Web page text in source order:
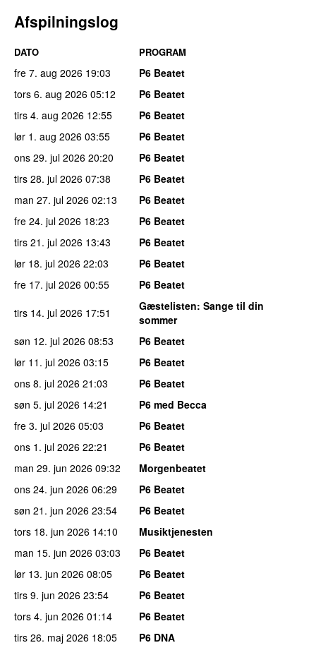
Afspilningslog
DATO PROGRAM
fre 7. aug 2026 19:03
P6 Beatet
tors 6. aug 2026 05:12
P6 Beatet
tirs 4. aug 2026 12:55
P6 Beatet
lør 1. aug 2026 03:55
P6 Beatet
ons 29. jul 2026 20:20
P6 Beatet
tirs 28. jul 2026 07:38
P6 Beatet
man 27. jul 2026 02:13
P6 Beatet
fre 24. jul 2026 18:23
P6 Beatet
tirs 21. jul 2026 13:43
P6 Beatet
lør 18. jul 2026 22:03
P6 Beatet
fre 17. jul 2026 00:55
P6 Beatet
tirs 14. jul 2026 17:51 Gæstelisten: Sange til din
sommer
søn 12. jul 2026 08:53
P6 Beatet
lør 11. jul 2026 03:15
P6 Beatet
ons 8. jul 2026 21:03
P6 Beatet
søn 5. jul 2026 14:21
P6 med Becca
fre 3. jul 2026 05:03
P6 Beatet
ons 1. jul 2026 22:21
P6 Beatet
man 29. jun 2026 09:32
Morgenbeatet
ons 24. jun 2026 06:29
P6 Beatet
søn 21. jun 2026 23:54
P6 Beatet
tors 18. jun 2026 14:10
Musiktjenesten
man 15. jun 2026 03:03
P6 Beatet
lør 13. jun 2026 08:05
P6 Beatet
tirs 9. jun 2026 23:54
P6 Beatet
tors 4. jun 2026 01:14
P6 Beatet
tirs 26. maj 2026 18:05
P6 DNA